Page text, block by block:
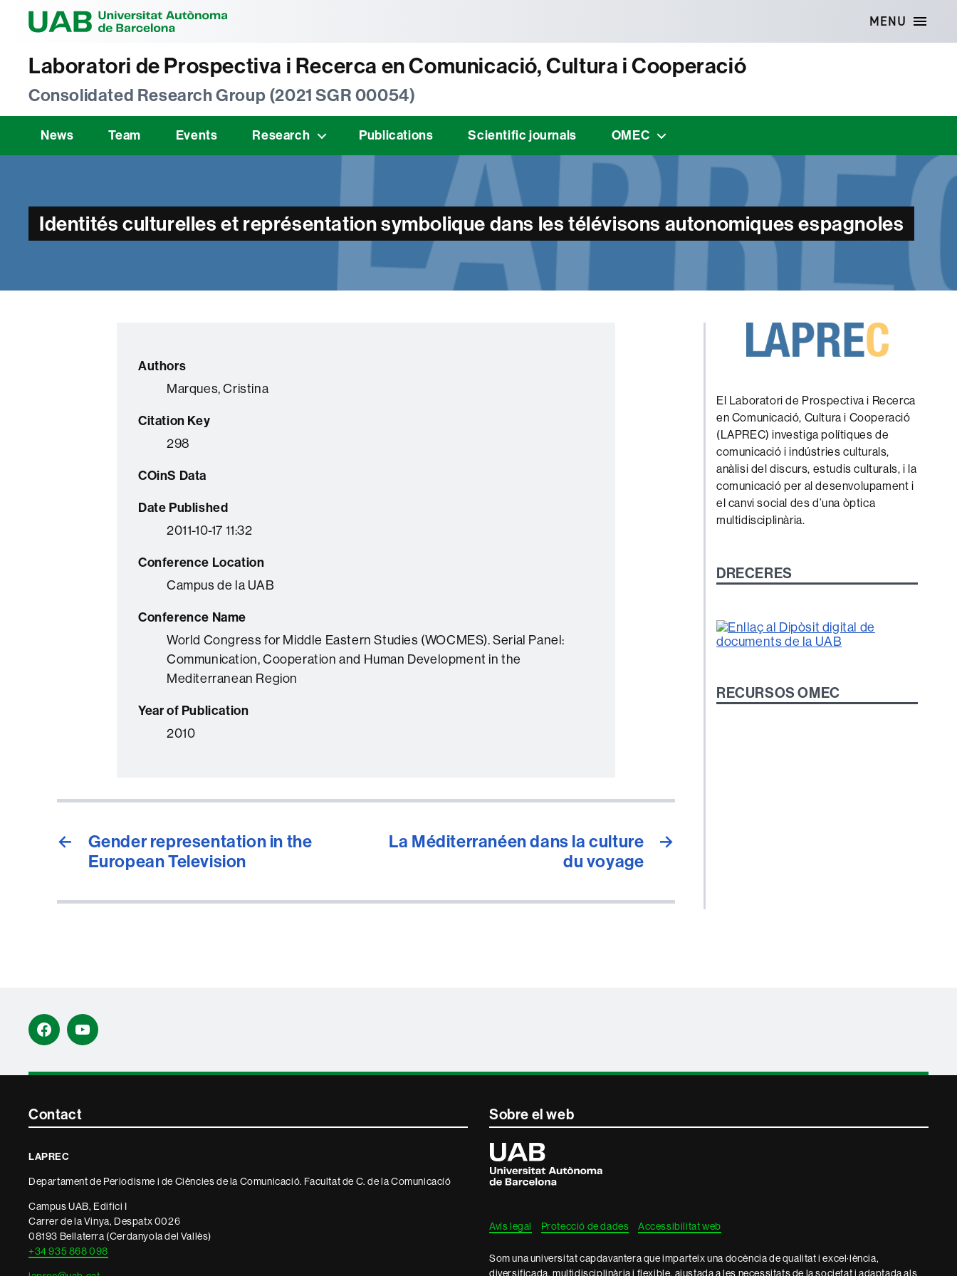
MENU
Laboratori de Prospectiva i Recerca en Comunicació, Cultura i Cooperació
Consolidated Research Group (2021 SGR 00054)
News Team Events Research Publications Scientific journals OMEC
Identités culturelles et représentation symbolique dans les télévisons autonomiques espagnoles
Authors
Marques, Cristina
Citation Key
298
COinS Data
Date Published
2011-10-17 11:32
Conference Location
Campus de la UAB
Conference Name
World Congress for Middle Eastern Studies (WOCMES). Serial Panel:
Communication, Cooperation and Human Development in the
Mediterranean Region
Year of Publication
2010
←
Gender representation in the
European Television
→
La Méditerranéen dans la culture
du voyage
El Laboratori de Prospectiva i Recerca
en Comunicació, Cultura i Cooperació
(LAPREC) investiga polítiques de
comunicació i indústries culturals,
anàlisi del discurs, estudis culturals, i la
comunicació per al desenvolupament i
el canvi social des d’una òptica
multidisciplinària.
DRECERES
RECURSOS OMEC
FacebookYouTube
Contacte
informació
legal
Contact
LAPREC
Departament de Periodisme i de Ciències de la Comunicació. Facultat de C. de la Comunicacíó
Campus UAB, Edifici I
Carrer de la Vinya, Despatx 0026
08193 Bellaterra (Cerdanyola del Vallès)
+34 935 868 098
Sobre el web
Universitat
Autònoma
de
Barcelona
Avís legal Protecció de dades Accessibilitat web
Som una universitat capdavantera que imparteix una docència de qualitat i excel·lència,
diversificada, multidisciplinària i flexible, ajustada a les necessitats de la societat i adaptada als